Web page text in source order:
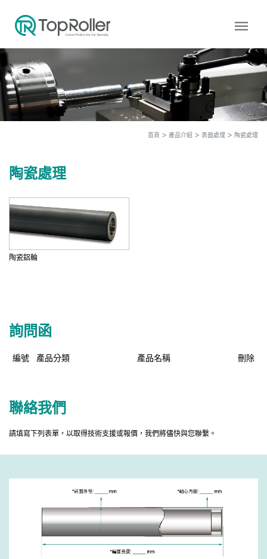
menu
首頁 產品介紹 表面處理 陶瓷處理
陶瓷處理
陶瓷鋁輪
詢問函
編號 產品分類 產品名稱 刪除
聯絡我們
請填寫下列表單，以取得技術支援或報價，我們將儘快與您聯繫。